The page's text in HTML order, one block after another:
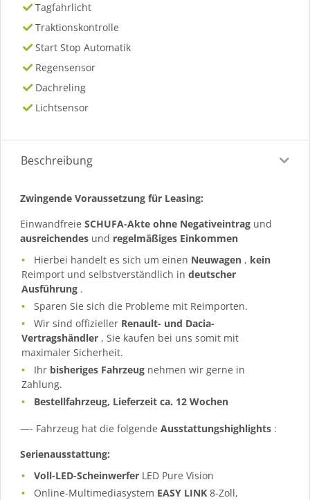
Tagfahrlicht
Traktionskontrolle
Start Stop Automatik
Regensensor
Dachreling
Lichtsensor
Beschreibung
Zwingende Voraussetzung für Leasing:
Einwandfreie SCHUFA-Akte ohne Negativeintrag und
ausreichendes und regelmäßiges Einkommen
Hierbei handelt es sich um einen Neuwagen , kein
Reimport und selbstverständlich in deutscher
Ausführung .
Sparen Sie sich die Probleme mit Reimporten.
Wir sind offizieller Renault- und Dacia-
Vertragshändler , Sie kaufen bei uns somit mit
maximaler Sicherheit.
Ihr bisheriges Fahrzeug nehmen wir gerne in
Zahlung.
Bestellfahrzeug, Lieferzeit ca. 12 Wochen
—- Fahrzeug hat die folgende Ausstattungshighlights :
Serienausstattung:
Voll-LED-Scheinwerfer LED Pure Vision
Online-Multimediasystem EASY LINK 8-Zoll,